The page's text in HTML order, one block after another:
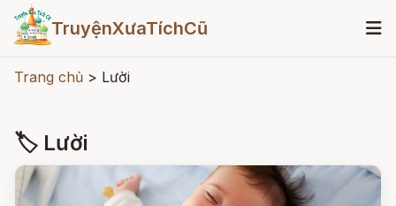
TruyệnXưaTíchCũ
Trang chủ > Lười
🏷 Lười